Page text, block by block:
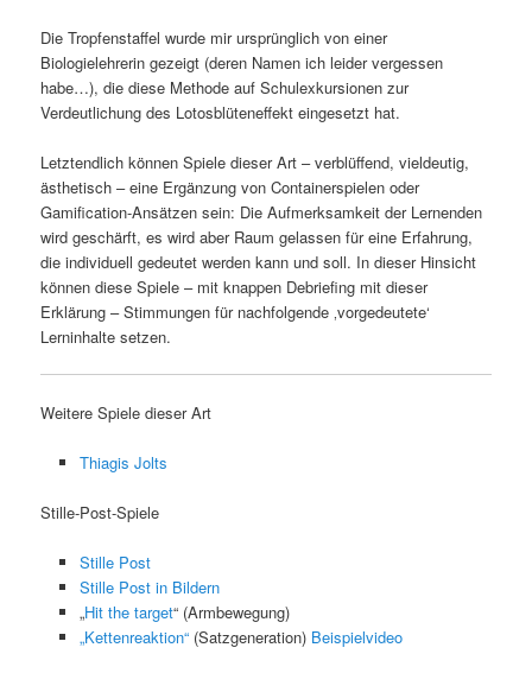
Die Tropfenstaffel wurde mir ursprünglich von einer
Biologielehrerin gezeigt (deren Namen ich leider vergessen
habe…), die diese Methode auf Schulexkursionen zur
Verdeutlichung des Lotosblüteneffekt eingesetzt hat.
Letztendlich können Spiele dieser Art – verblüffend, vieldeutig,
ästhetisch – eine Ergänzung von Containerspielen oder
Gamification-Ansätzen sein: Die Aufmerksamkeit der Lernenden
wird geschärft, es wird aber Raum gelassen für eine Erfahrung,
die individuell gedeutet werden kann und soll. In dieser Hinsicht
können diese Spiele – mit knappen Debriefing mit dieser
Erklärung – Stimmungen für nachfolgende ‚vorgedeutete‘
Lerninhalte setzen.
Weitere Spiele dieser Art
Thiagis Jolts
Stille-Post-Spiele
Stille Post
Stille Post in Bildern
„Hit the target“ (Armbewegung)
„Kettenreaktion“ (Satzgeneration) Beispielvideo